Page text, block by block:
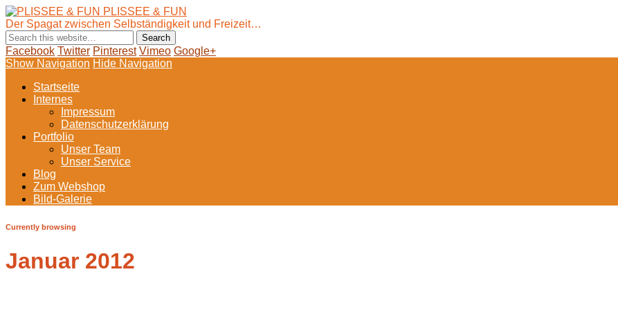
PLISSEE & FUN
Der Spagat zwischen Selbständigkeit und Freizeit…
Facebook Twitter Pinterest Vimeo Google+
Show Navigation Hide Navigation
Startseite
Internes
Impressum
Datenschutzerklärung
Portfolio
Unser Team
Unser Service
Blog
Zum Webshop
Bild-Galerie
Currently browsing
Januar 2012